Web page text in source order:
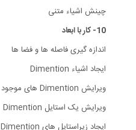
چینش اشیاء متنی
10- کار با ابعاد
اندازه گیری فاصله ها و فضا ها
ایجاد اشیاء Dimention
ویرایش Dimention های موجود
ویرایش یک استایل Dimention
ایجاد زیراستایل های Dimention